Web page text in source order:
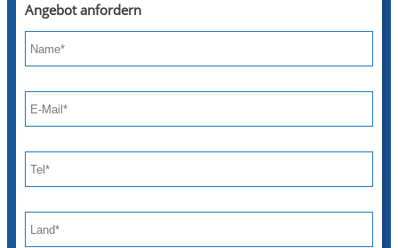
Angebot anfordern